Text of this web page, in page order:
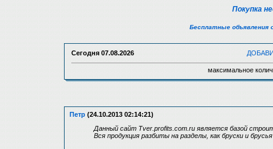
Покупка
Бесплатные объявления
Сегодня 07.08.2026
максимальное
Петр (24.10.2013 02:14:21)
Данный сайт Tver.profits.com.ru является базой
Вся продукция разбиты на разделы, как бруски и